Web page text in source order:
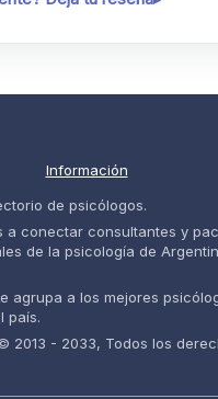
Información
de psicólogos.
a conectar consultantes y
de la psicología de
agrupa a los mejores
país.
2013 - 2033, Todos los